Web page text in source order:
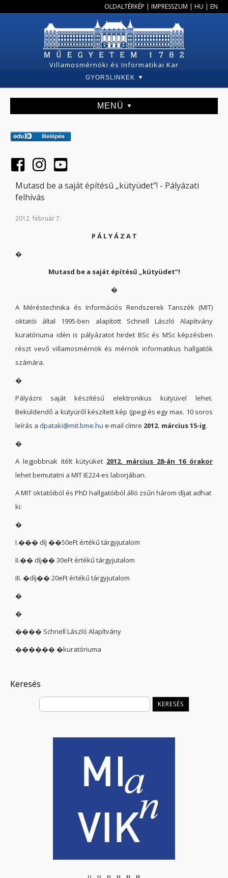
OLDALTÉRKÉP | IMPRESSZUM | HU | EN
Villamosmérnöki és Informatikai Kar
GYORSLINKEK
MENÜ
Mutasd be a saját építésû „kütyüdet”! - Pályázati
felhívás
2012. február 7.
P Á L Y Á Z A T
�
Mutasd be a saját építésű „kütyüdet”!
�
A Méréstechnika és Információs Rendszerek Tanszék (MIT)
oktatói által 1995-ben alapított Schnell László Alapítvány
kuratóriuma idén is pályázatot hirdet BSc és MSc képzésben
részt vevő villamosmérnök és mérnök informatikus hallgatók
számára.
�
Pályázni saját készítésű elektronikus kütyüvel lehet.
Beküldendő a kütyüről készített kép (jpeg) és egy max. 10 soros
leírás a dpataki@mit.bme.hu e-mail címre 2012. március 15-ig.
�
A legjobbnak ítélt kütyüket 2012. március 28-án 16 órakor
lehet bemutatni a MIT IE224-es laborjában.
A MIT oktatóiból és PhD hallgatóiból álló zsűri három díjat adhat
ki:
�
I.��� díj ��50eFt értékű tárgyjutalom
II.�� díj�� 30eFt értékű tárgyjutalom
III. �díj�� 20eFt értékű tárgyjutalom
�
�
���� Schnell László Alapítvány
������ �kuratóriuma
Keresés